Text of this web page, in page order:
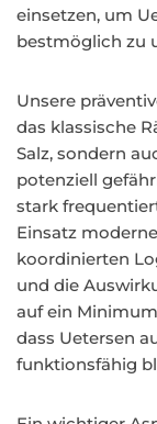
einsetzen, um
bestmöglich zu
Unsere
das klassische
Salz, sondern
potenziell
stark
Einsatz
koordinierten
und die
auf ein
dass Uetersen
funktionsfähig